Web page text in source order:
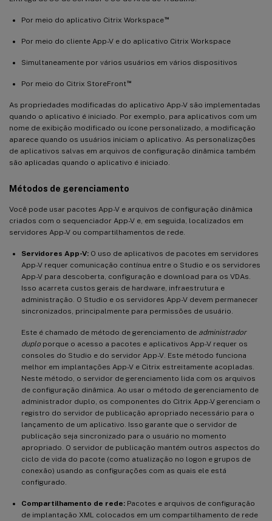
Por meio do aplicativo Citrix Workspace™
Por meio do cliente App-V e do aplicativo Citrix Workspace
Simultaneamente por vários usuários em vários dispositivos
Por meio do Citrix StoreFront™
As propriedades modificadas do aplicativo App-V são implementadas
quando o aplicativo é iniciado. Por exemplo, para aplicativos com um
nome de exibição modificado ou ícone personalizado, a modificação
aparece quando os usuários iniciam o aplicativo. As personalizações
de aplicativos salvas em arquivos de configuração dinâmica também
são aplicadas quando o aplicativo é iniciado.
Métodos de gerenciamento
Você pode usar pacotes App-V e arquivos de configuração dinâmica
criados com o sequenciador App-V e, em seguida, localizados em
servidores App-V ou compartilhamentos de rede.
Servidores App-V: O uso de aplicativos de pacotes em servidores
App-V requer comunicação contínua entre o Studio e os servidores
App-V para descoberta, configuração e download para os VDAs.
Isso acarreta custos gerais de hardware, infraestrutura e
administração. O Studio e os servidores App-V devem permanecer
sincronizados, principalmente para permissões de usuário.
Este é chamado de método de gerenciamento de administrador
duplo porque o acesso a pacotes e aplicativos App-V requer os
consoles do Studio e do servidor App-V. Este método funciona
melhor em implantações App-V e Citrix estreitamente acopladas.
Neste método, o servidor de gerenciamento lida com os arquivos
de configuração dinâmica. Ao usar o método de gerenciamento de
administrador duplo, os componentes do Citrix App-V gerenciam o
registro do servidor de publicação apropriado necessário para o
lançamento de um aplicativo. Isso garante que o servidor de
publicação seja sincronizado para o usuário no momento
apropriado. O servidor de publicação mantém outros aspectos do
ciclo de vida do pacote (como atualização no logon e grupos de
conexão) usando as configurações com as quais ele está
configurado.
Compartilhamento de rede: Pacotes e arquivos de configuração
de implantação XML colocados em um compartilhamento de rede